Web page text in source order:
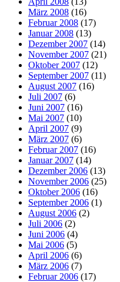
März 2008 (16)
Februar 2008 (17)
Januar 2008 (13)
Dezember 2007 (14)
November 2007 (21)
Oktober 2007 (12)
September 2007 (11)
August 2007 (16)
Juli 2007 (6)
Juni 2007 (16)
Mai 2007 (10)
April 2007 (9)
März 2007 (6)
Februar 2007 (16)
Januar 2007 (14)
Dezember 2006 (13)
November 2006 (25)
Oktober 2006 (16)
September 2006 (1)
August 2006 (2)
Juli 2006 (2)
Juni 2006 (4)
Mai 2006 (5)
April 2006 (6)
März 2006 (7)
Februar 2006 (17)